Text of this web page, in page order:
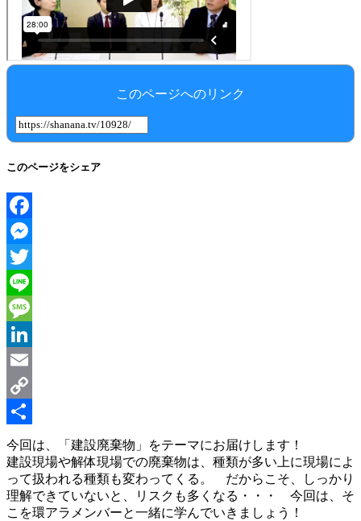
このページへのリンク
このページをシェア
Facebook
Messenger
Twitter
Line
Message
LinkedIn
Email
Copy
Link
共
有
今回は、「建設廃棄物」をテーマにお届けします！
建設現場や解体現場での廃棄物は、種類が多い上に現場によ
って扱われる種類も変わってくる。 だからこそ、しっかり
理解できていないと、リスクも多くなる・・・ 今回は、そ
こを環アラメンバーと一緒に学んでいきましょう！